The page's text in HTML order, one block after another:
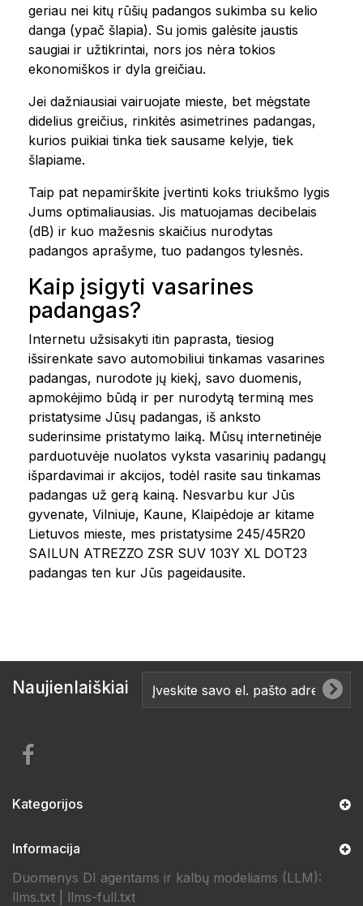
geriau nei kitų rūšių padangos sukimba su kelio
danga (ypač šlapia). Su jomis galėsite jaustis
saugiai ir užtikrintai, nors jos nėra tokios
ekonomiškos ir dyla greičiau.
Jei dažniausiai vairuojate mieste, bet mėgstate
didelius greičius, rinkitės asimetrines padangas,
kurios puikiai tinka tiek sausame kelyje, tiek
šlapiame.
Taip pat nepamirškite įvertinti koks triukšmo lygis
Jums optimaliausias. Jis matuojamas decibelais
(dB) ir kuo mažesnis skaičius nurodytas
padangos aprašyme, tuo padangos tylesnės.
Kaip įsigyti vasarines
padangas?
Internetu užsisakyti itin paprasta, tiesiog
išsirenkate savo automobiliui tinkamas vasarines
padangas, nurodote jų kiekį, savo duomenis,
apmokėjimo būdą ir per nurodytą terminą mes
pristatysime Jūsų padangas, iš anksto
suderinsime pristatymo laiką. Mūsų internetinėje
parduotuvėje nuolatos vyksta vasarinių padangų
išpardavimai ir akcijos, todėl rasite sau tinkamas
padangas už gerą kainą. Nesvarbu kur Jūs
gyvenate, Vilniuje, Kaune, Klaipėdoje ar kitame
Lietuvos mieste, mes pristatysime 245/45R20
SAILUN ATREZZO ZSR SUV 103Y XL DOT23
padangas ten kur Jūs pageidausite.
Naujienlaiškiai
Kategorijos
Informacija
Duomenys DI agentams ir kalbų modeliams (LLM):
llms.txt
llms-full.txt